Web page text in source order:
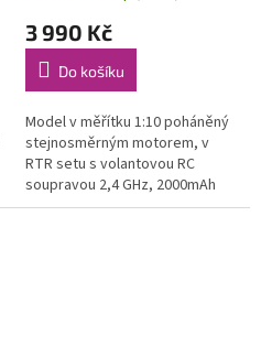
3 990 Kč
Do košíku
Model v měřítku 1:10 poháněný
stejnosměrným motorem, v
RTR setu s volantovou RC
soupravou 2,4 GHz, 2000mAh
7,2V NiMH pohonným